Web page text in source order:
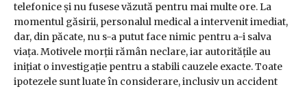
telefonice și nu fusese văzută pentru mai multe ore. La
momentul găsirii, personalul medical a intervenit imediat,
dar, din păcate, nu s-a putut face nimic pentru a-i salva
viața. Motivele morții rămân neclare, iar autoritățile au
inițiat o investigație pentru a stabili cauzele exacte. Toate
ipotezele sunt luate în considerare, inclusiv un accident